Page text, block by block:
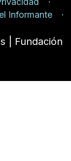
Informante
| Fundación